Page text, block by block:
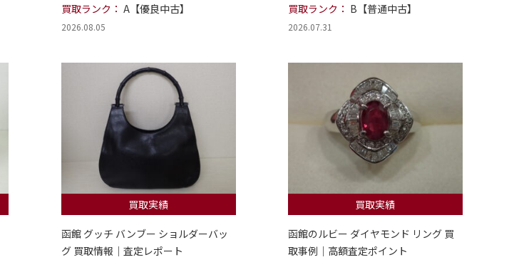
買取ランク： A【優良中古】
2026.08.05
買取ランク： B【普通中古】
2026.07.31
買取実績
函館 グッチ バンブー ショルダーバッ
グ 買取情報｜査定レポート
買取実績
函館のルビー ダイヤモンド リング 買
取事例｜高額査定ポイント